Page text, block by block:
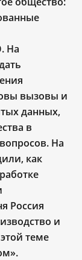
. На
вызовы и
данных,
в
На
как
Россия
и
теме